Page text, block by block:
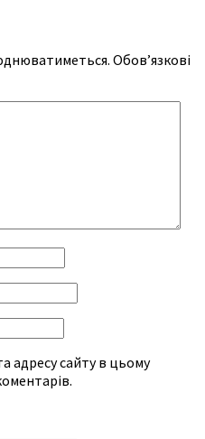
Обов’язкові
адресу сайту в цьому